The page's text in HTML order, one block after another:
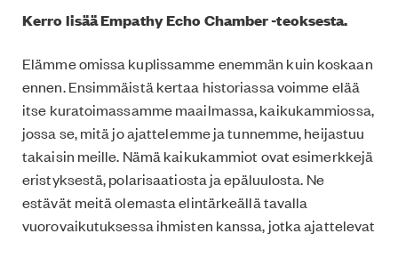
Kerro lisää Empathy Echo Chamber -teoksesta.
Elämme omissa kuplissamme enemmän kuin koskaan
ennen. Ensimmäistä kertaa historiassa voimme elää
itse kuratoimassamme maailmassa, kaikukammiossa,
jossa se, mitä jo ajattelemme ja tunnemme, heijastuu
takaisin meille. Nämä kaikukammiot ovat esimerkkejä
eristyksestä, polarisaatiosta ja epäluulosta. Ne
estävät meitä olemasta elintärkeällä tavalla
vuorovaikutuksessa ihmisten kanssa, jotka ajattelevat